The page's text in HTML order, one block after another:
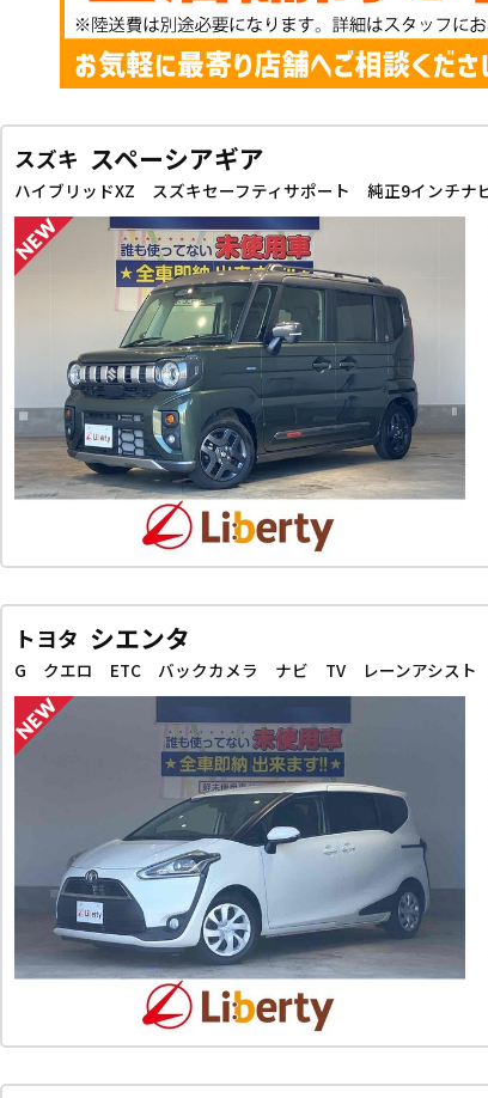
スズキ スペーシアギア
トヨタ シエンタ